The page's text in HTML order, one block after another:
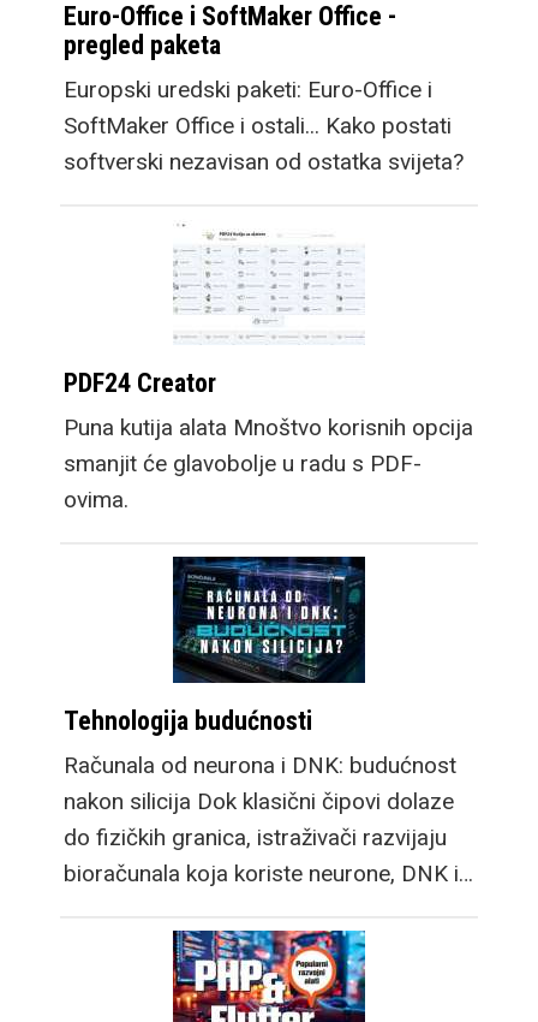
Euro-Office i SoftMaker Office -
pregled paketa
Europski uredski paketi: Euro-Office i
SoftMaker Office i ostali... Kako postati
softverski nezavisan od ostatka svijeta?
PDF24 Creator
Puna kutija alata Mnoštvo korisnih opcija
smanjit će glavobolje u radu s PDF-
ovima.
Tehnologija budućnosti
Računala od neurona i DNK: budućnost
nakon silicija Dok klasični čipovi dolaze
do fizičkih granica, istraživači razvijaju
bioračunala koja koriste neurone, DNK i…